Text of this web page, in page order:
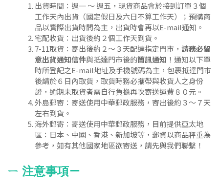
出貨時間：週一 ～ 週五，現貨商品會於接到訂單３個
工作天內出貨（國定假日及六日不算工作天）；預購商
品以實際出貨時間為主，出貨時會再以E-mail通知。
宅配收貨：出貨後約２個工作天到貨。
7-11取貨：寄出後約２～３天配達指定門市， 請務必留
意出貨通知信件與抵達門市後的簡訊通知 ！通知以下單
時所登記之E-mail地址及手機號碼為主，包裹抵達門市
後請於６日內取貨，取貨時務必攜帶與收貨人之身份
證，逾期未取貨者需自行負擔再次寄送運費８０元。
外島郵寄：寄送使用中華郵政服務，寄出後約３～７天
左右到貨。
海外郵寄：寄送使用中華郵政服務，目前提供亞太地
區：日本、中國、香港、新加坡等，郵資以商品秤重為
參考，如有其他國家地區欲寄送，請先與我們聯繫！
ㄧ 注意事項ㄧ